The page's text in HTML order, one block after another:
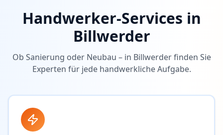
Handwerker-Services in
Billwerder
Ob Sanierung oder Neubau – in Billwerderfinden Sie
Experten für jede handwerkliche Aufgabe.